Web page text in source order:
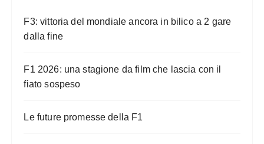
F3: vittoria del mondiale ancora in bilico a 2 gare
dalla fine
F1 2026: una stagione da film che lascia con il
fiato sospeso
Le future promesse della F1